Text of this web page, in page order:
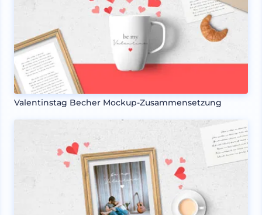
Valentinstag Becher Mockup-Zusammensetzung